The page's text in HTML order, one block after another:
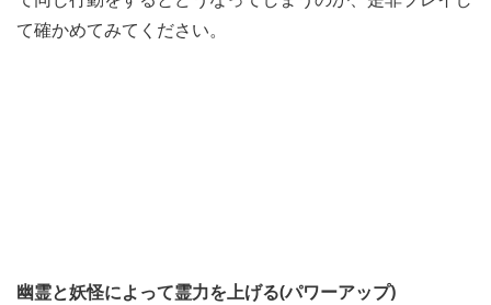
て確かめてみてください。
幽霊と妖怪によって霊力を上げる(パワーアップ)